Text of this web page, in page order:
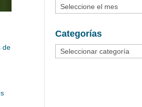
de
Archivos
Categorías
Categorías